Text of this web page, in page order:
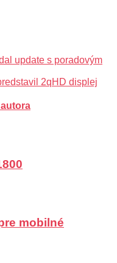
update s poradovým
2qHD displej
mobilné